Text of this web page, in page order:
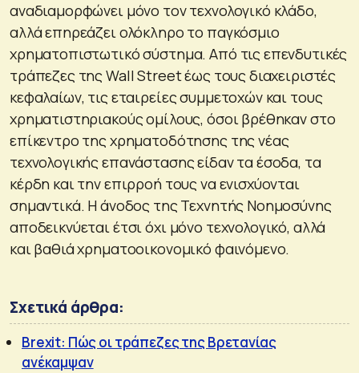
αναδιαμορφώνει μόνο τον τεχνολογικό κλάδο,
αλλά επηρεάζει ολόκληρο το παγκόσμιο
χρηματοπιστωτικό σύστημα. Από τις επενδυτικές
τράπεζες της Wall Street έως τους διαχειριστές
κεφαλαίων, τις εταιρείες συμμετοχών και τους
χρηματιστηριακούς ομίλους, όσοι βρέθηκαν στο
επίκεντρο της χρηματοδότησης της νέας
τεχνολογικής επανάστασης είδαν τα έσοδα, τα
κέρδη και την επιρροή τους να ενισχύονται
σημαντικά. Η άνοδος της Τεχνητής Νοημοσύνης
αποδεικνύεται έτσι όχι μόνο τεχνολογικό, αλλά
και βαθιά χρηματοοικονομικό φαινόμενο.
Σχετικά άρθρα:
Brexit: Πώς οι τράπεζες της Βρετανίας
ανέκαμψαν